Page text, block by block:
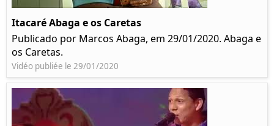
Itacaré Abaga e os Caretas
Publicado por Marcos Abaga, em 29/01/2020. Abaga e
os Caretas.
Vidéo publiée le 29/01/2020